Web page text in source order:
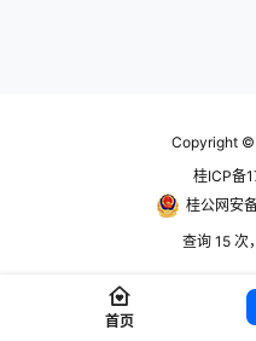
Copyright
桂ICP备
桂公网安
查询 15 次
首页